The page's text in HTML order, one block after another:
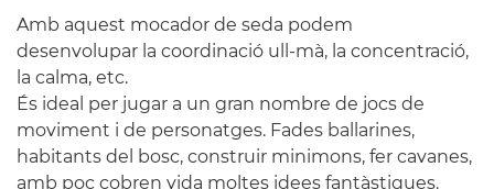
Amb aquest mocador de seda podem
desenvolupar la coordinació ull-mà, la concentració,
la calma, etc.
És ideal per jugar a un gran nombre de jocs de
moviment i de personatges. Fades ballarines,
habitants del bosc, construir minimons, fer cavanes,
amb poc cobren vida moltes idees fantàstiques.